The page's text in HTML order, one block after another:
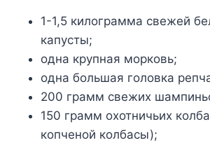
1-1,5 килограмма свежей
капусты;
одна крупная морковь;
одна большая головка
200 грамм свежих
150 грамм охотничьих
копченой колбасы);